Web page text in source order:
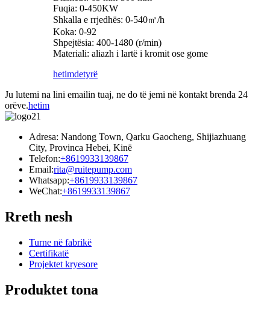
Fuqia: 0-450KW
Shkalla e rrjedhës: 0-540㎥/h
Koka: 0-92
Shpejtësia: 400-1480 (r/min)
Materiali: aliazh i lartë i kromit ose gome
hetimdetyrë
Ju lutemi na lini emailin tuaj, ne do të jemi në kontakt brenda 24
orëve.hetim
Adresa: Nandong Town, Qarku Gaocheng, Shijiazhuang
City, Provinca Hebei, Kinë
Telefon:+8619933139867
Email:rita@ruitepump.com
Whatsapp:+8619933139867
WeChat:+8619933139867
Rreth nesh
Turne në fabrikë
Certifikatë
Projektet kryesore
Produktet tona